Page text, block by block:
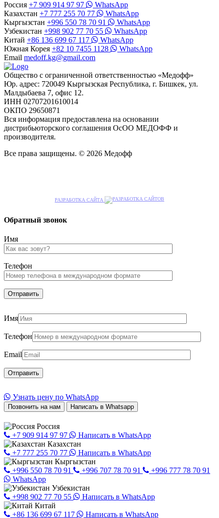
Россия +7 909 914 97 97
WhatsApp
Казахстан +7 777 255 70 77
WhatsApp
Кыргызстан +996 550 78 70 91
WhatsApp
Узбекистан +998 902 77 70 55
WhatsApp
Китай +86 136 699 67 117
WhatsApp
Южная Корея +82 10 7455 1128
WhatsApp
Email medoff.kg@gmail.com
Общество с ограниченной ответственностью «Медофф»
Юр. адрес: 720049 Кыргызская Республика, г. Бишкек, ул.
Малдыбаева 7, офис 12.
ИНН 02707201610014
ОКПО 29650871
Вся информация предоставлена на основании
дистрибьюторского соглашения ОсОО МЕДОФФ и
производителя.
Все права защищены. © 2026 Медофф
РАЗРАБОТКА САЙТА
Обратный звонок
Имя
Телефон
Имя
Телефон
Email
Узнать цену по WhatsApp
Позвонить на нам Написать в Whatsapp
Россия
+7 909 914 97 97
Написать в WhatsApp
Казахстан
+7 777 255 70 77
Написать в WhatsApp
Кыргызстан
+996 550 78 70 91
+996 707 78 70 91
+996 777 78 70 91
WhatsApp
Узбекистан
+998 902 77 70 55
Написать в WhatsApp
Китай
+86 136 699 67 117
Написать в WhatsApp